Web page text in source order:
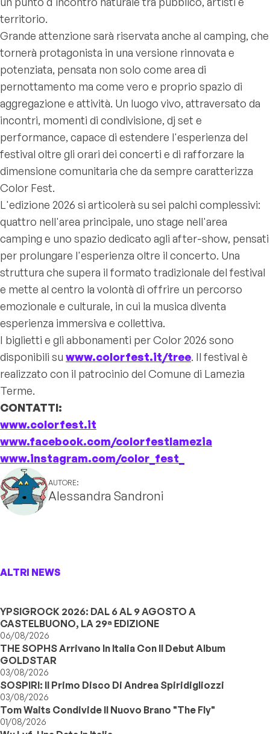
territorio.
Grande attenzione sarà riservata anche al camping, che
tornerà protagonista in una versione rinnovata e
potenziata, pensata non solo come area di
pernottamento ma come vero e proprio spazio di
aggregazione e attività. Un luogo vivo, attraversato da
incontri, momenti di condivisione, dj set e
performance, capace di estendere l'esperienza del
festival oltre gli orari dei concerti e di rafforzare la
dimensione comunitaria che da sempre caratterizza
Color Fest.
L'edizione 2026 si articolerà su sei palchi complessivi:
quattro nell'area principale, uno stage nell'area
camping e uno spazio dedicato agli after-show, pensati
per prolungare l'esperienza oltre il concerto. Una
struttura che supera il formato tradizionale del festival
e mette al centro la volontà di offrire un percorso
emozionale e culturale, in cui la musica diventa
esperienza immersiva e collettiva.
I biglietti e gli abbonamenti per Color 2026 sono
disponibili su www.colorfest.it/tree. Il festival è
realizzato con il patrocinio del Comune di Lamezia
Terme.
CONTATTI:
www.colorfest.it
www.facebook.com/colorfestlamezia
www.instagram.com/color_fest_
AUTORE:
Alessandra Sandroni
ALTRI NEWS
YPSIGROCK 2026: DAL 6 AL 9 AGOSTO A
CASTELBUONO, LA 29ª EDIZIONE
06/08/2026
THE SOPHS Arrivano In Italia Con Il Debut Album
GOLDSTAR
03/08/2026
SOSPIRI: Il Primo Disco Di Andrea Spiridigliozzi
03/08/2026
Tom Waits Condivide Il Nuovo Brano "The Fly"
01/08/2026